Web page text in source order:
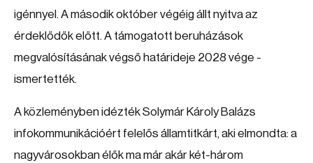
igénnyel. A második október végéig állt nyitva az
érdeklődők előtt. A támogatott beruházások
megvalósításának végső határideje 2028 vége -
ismertették.
A közleményben idézték Solymár Károly Balázs
infokommunikációért felelős államtitkárt, aki elmondta: a
nagyvárosokban élők ma már akár két-három